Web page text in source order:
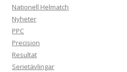
Nationell Helmatch
Nyheter
PPC
Precision
Resultat
Serietävlingar